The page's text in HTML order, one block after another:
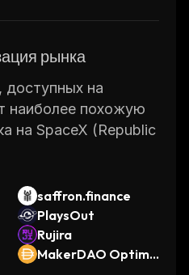
рынка
доступных на
наиболее похожую
на SpaceX (Republic
saffron.finance
PlaysOut
Rujira
MakerDAO Optimis